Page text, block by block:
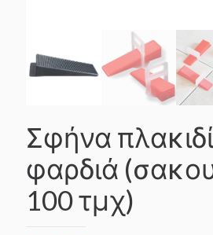
Σφήνα
φαρδιά
100 τμχ)